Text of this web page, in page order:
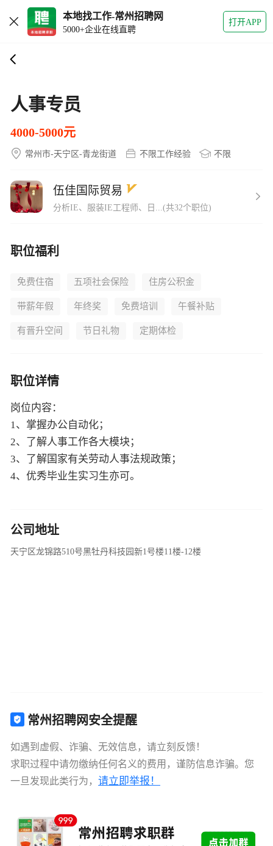
本地找工作-常州招聘网
5000+企业在线直聘
打开APP
人事专员
4000-5000元
常州市-天宁区-青龙街道 不限工作经验 不限
伍佳国际贸易
分析IE、服装IE工程师、日...(共32个职位)
职位福利
免费住宿 五项社会保险 住房公积金
带薪年假 年终奖 免费培训 午餐补贴
有晋升空间 节日礼物 定期体检
职位详情
岗位内容：
1、掌握办公自动化；
2、了解人事工作各大模块；
3、了解国家有关劳动人事法规政策；
4、优秀毕业生实习生亦可。
公司地址
天宁区龙锦路510号黑牡丹科技园新1号楼11楼-12楼
常州招聘网安全提醒
如遇到虚假、诈骗、无效信息，请立刻反馈！
求职过程中请勿缴纳任何名义的费用，谨防信息诈骗。您
一旦发现此类行为， 请立即举报！